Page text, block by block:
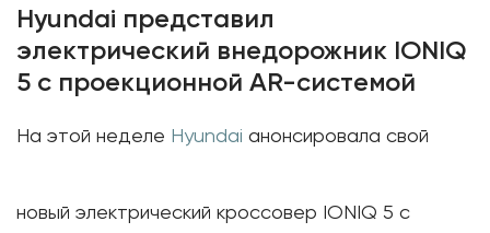
Hyundai представил
электрический внедорожник IONIQ
5 c проекционной AR-системой
На этой неделе Hyundai анонсировала свой
новый электрический кроссовер IONIQ 5 с